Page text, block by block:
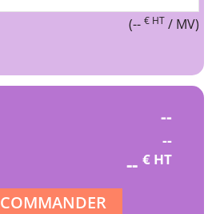
(-- € HT / MV)
--
--
-- € HT
COMMANDER